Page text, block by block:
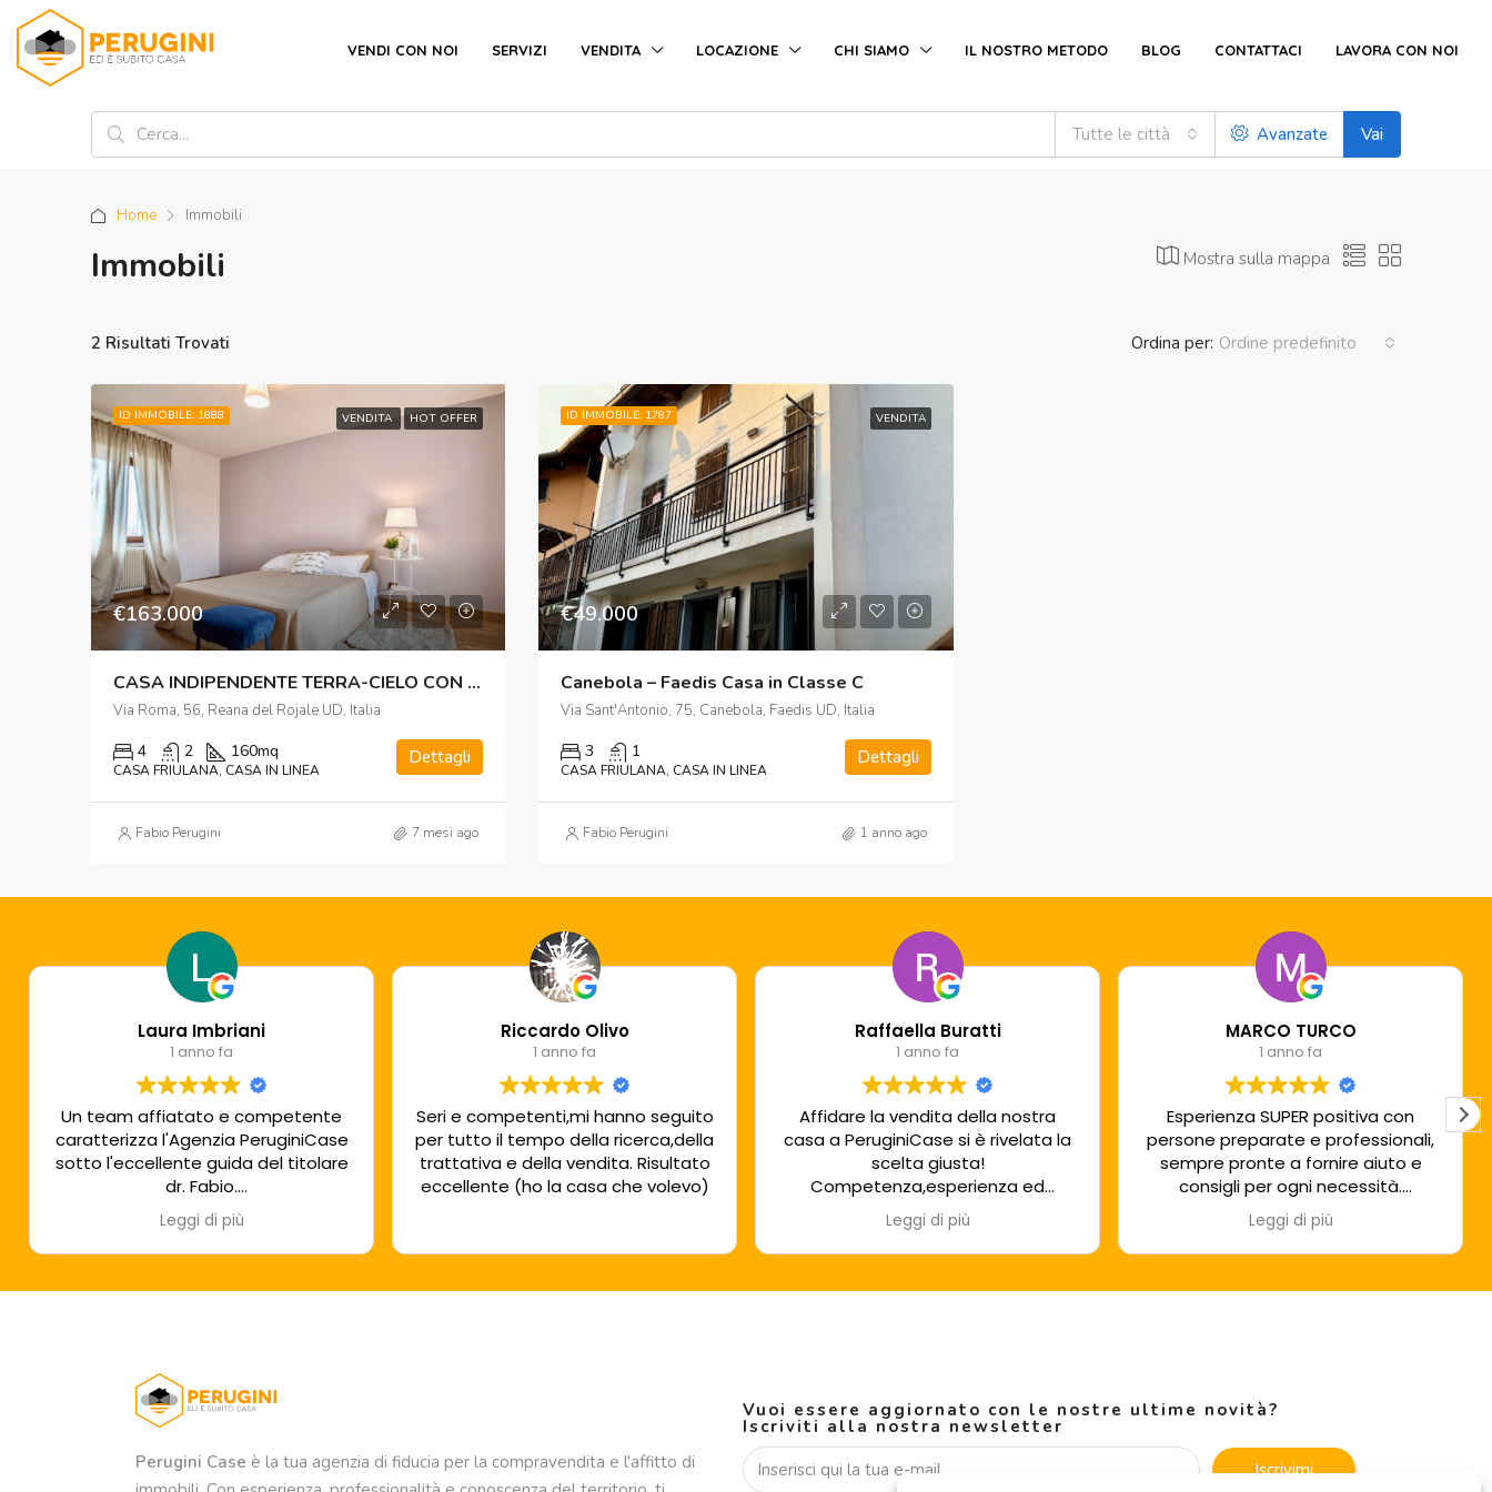
VENDI CON NOI SERVIZI VENDITA LOCAZIONE CHI SIAMO IL NOSTRO METODO BLOG CONTATTACI LAVORA CON NOI
Tutte le città Avanzate Vai
Home Immobili
Immobili Mostra sulla mappa
2 Risultati Trovati Ordina per: Ordine predefinito
ID IMMOBILE: 1888 VENDITA HOT OFFER
€163.000
CASA INDIPENDENTE TERRA-CIELO CON GIARDINO – RIZZOLO (REANA DEL ROJALE)
Via Roma, 56, Reana del Rojale UD, Italia
4 2 160mq
CASA FRIULANA, CASA IN LINEA
Dettagli
Fabio Perugini 7 mesi ago
ID IMMOBILE: 1787 VENDITA
€49.000
Canebola – Faedis Casa in Classe C
Via Sant'Antonio, 75, Canebola, Faedis UD, Italia
3 1
CASA FRIULANA, CASA IN LINEA
Dettagli
Fabio Perugini 1 anno ago
Laura Imbriani
1 anno fa
Un team affiatato e competente
caratterizza l'Agenzia PeruginiCase
sotto l'eccellente guida del titolare
dr. Fabio.
Sono stata seguita con estrema
professionalità e sincera cordialità
dalla sig.ra Paola, una assoluta
Leggi di più
Riccardo Olivo
1 anno fa
Seri e competenti,mi hanno seguito
per tutto il tempo della ricerca,della
trattativa e della vendita. Risultato
eccellente (ho la casa che volevo)
Raffaella Buratti
1 anno fa
Affidare la vendita della nostra
casa a PeruginiCase si è rivelata la
scelta giusta!
Competenza,esperienza ed
un'eccellenza nell'ambito
immobiliare!!!L'attenzione al cliente
Leggi di più
MARCO TURCO
1 anno fa
Esperienza SUPER positiva con
persone preparate e professionali,
sempre pronte a fornire aiuto e
consigli per ogni necessità.
Che dire...
PERUGINICASE n° 1 !!!
Leggi di più
Perugini Case è la tua agenzia di fiducia per la compravendita e l'affitto di
Vuoi essere aggiornato con le nostre ultime novità?
Iscriviti alla nostra newsletter
Iscrivimi